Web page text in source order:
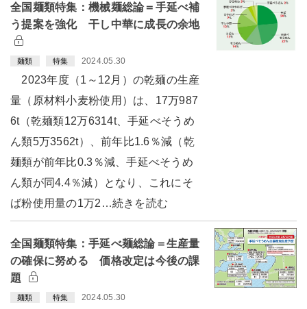
全国麺類特集：機械麺総論＝手延べ補
う提案を強化 干し中華に成長の余地
麺類 特集 2024.05.30
2023年度（1～12月）の乾麺の生産
量（原材料小麦粉使用）は、17万987
6t（乾麺類12万6314t、手延べそうめ
ん類5万3562t）、前年比1.6％減（乾
麺類が前年比0.3％減、手延べそうめ
ん類が同4.4％減）となり、これにそ
ば粉使用量の1万2…続きを読む
全国麺類特集：手延べ麺総論＝生産量
の確保に努める 価格改定は今後の課
題
麺類 特集 2024.05.30